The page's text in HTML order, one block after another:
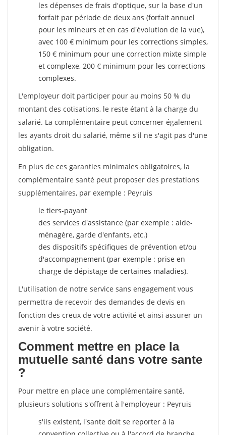
les dépenses de frais d'optique, sur la base d'un
forfait par période de deux ans (forfait annuel
pour les mineurs et en cas d'évolution de la vue),
avec 100 € minimum pour les corrections simples,
150 € minimum pour une correction mixte simple
et complexe, 200 € minimum pour les corrections
complexes.
L'employeur doit participer pour au moins 50 % du
montant des cotisations, le reste étant à la charge du
salarié. La complémentaire peut concerner également
les ayants droit du salarié, même s'il ne s'agit pas d'une
obligation.
En plus de ces garanties minimales obligatoires, la
complémentaire santé peut proposer des prestations
supplémentaires, par exemple : Peyruis
le tiers-payant
des services d'assistance (par exemple : aide-
ménagère, garde d'enfants, etc.)
des dispositifs spécifiques de prévention et/ou
d'accompagnement (par exemple : prise en
charge de dépistage de certaines maladies).
L'utilisation de notre service sans engagement vous
permettra de recevoir des demandes de devis en
fonction des creux de votre activité et ainsi assurer un
avenir à votre société.
Comment mettre en place la
mutuelle santé dans votre sante
?
Pour mettre en place une complémentaire santé,
plusieurs solutions s'offrent à l'employeur : Peyruis
s'ils existent, l'sante doit se reporter à la